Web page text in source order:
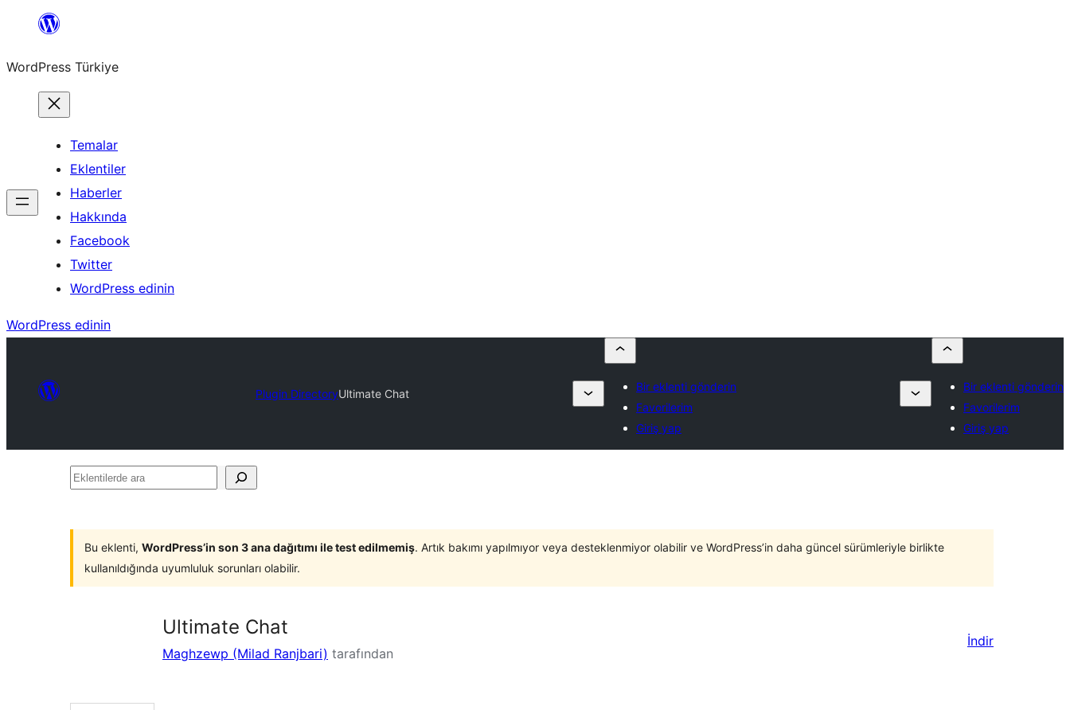
İçeriğe
WordPress Türkiye
Temalar
Eklentiler
Haberler
Hakkında
Facebook
Twitter
WordPress edinin
WordPress edinin
Plugin DirectoryUltimate Chat
Bir eklenti gönderin
Favorilerim
Giriş yap
Bir eklenti gönderin
Favorilerim
Giriş yap
Eklentilerde
Bu eklenti, WordPress’in son 3 ana dağıtımı ile test edilmemiş. Artık bakımı yapılmıyor veya desteklenmiyor olabilir ve WordPress’in daha güncel sürümleriyle birlikte
kullanıldığında uyumluluk sorunları olabilir.
Ultimate Chat
Maghzewp (Milad Ranjbari) tarafından
İndir